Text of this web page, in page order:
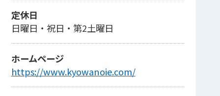
定休日
日曜日・祝日・第2土曜日
ホームページ
https://www.kyowanoie.com/